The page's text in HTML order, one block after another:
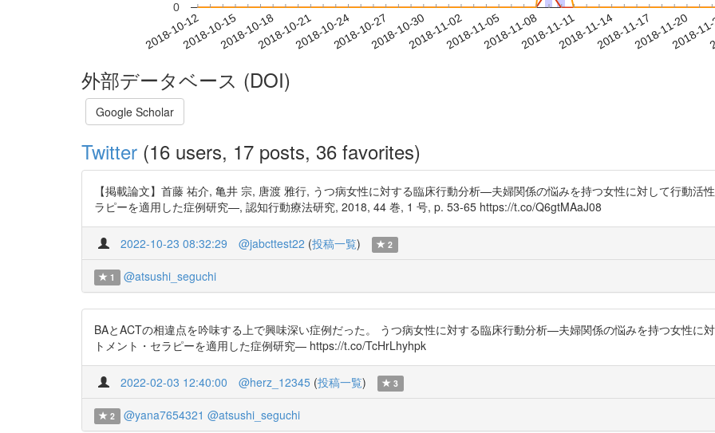
2018-10-122018-10-152018-10-182018-10-212018-10-242018-10-272018-10-302018-11-022018-11-052018-11-082018-11-112018-11-142018-11-172018-11-20
2018-
0
外部データベース (DOI)
Google Scholar
Twitter (16 users, 17 posts, 36 favorites)
【掲載論文】首藤 祐介, 亀井 宗, 唐渡 雅行, うつ病女性に対する臨床行動分析—夫婦関係の悩みを持つ女性に対して行動活
ラピーを適用した症例研究—, 認知行動療法研究, 2018, 44 巻, 1 号, p. 53-65 https://t.co/Q6gtMAaJ08
2022-10-23 08:32:29 @jabcttest22 (投稿一覧) 2
1 @atsushi_seguchi
BAとACTの相違点を吟味する上で興味深い症例だった。 うつ病女性に対する臨床行動分析—夫婦関係の悩みを持つ女性に
トメント・セラピーを適用した症例研究— https://t.co/TcHrLhyhpk
2022-02-03 12:40:00 @herz_12345 (投稿一覧) 3
2 @yana7654321 @atsushi_seguchi